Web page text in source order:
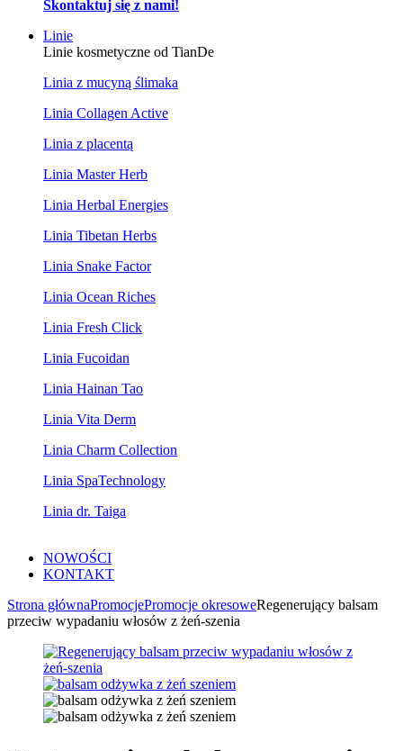
Skontaktuj się z nami!
Linie
Linie kosmetyczne od TianDe
Linia z mucyną ślimaka
Linia Collagen Active
Linia z placentą
Linia Master Herb
Linia Herbal Energies
Linia Tibetan Herbs
Linia Snake Factor
Linia Ocean Riches
Linia Fresh Click
Linia Fucoidan
Linia Hainan Tao
Linia Vita Derm
Linia Charm Collection
Linia SpaTechnology
Linia dr. Taiga
NOWOŚCI
KONTAKT
Strona głównaPromocjePromocje okresoweRegenerujący balsam
przeciw wypadaniu włosów z żeń-szenia